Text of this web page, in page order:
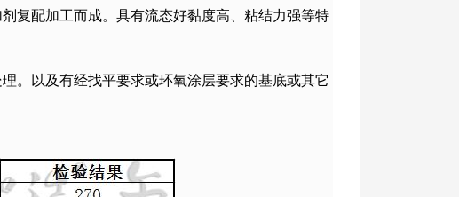
复配加工而成。具有流态好黏度高、粘结力强等特
。以及有经找平要求或环氧涂层要求的基底或其它